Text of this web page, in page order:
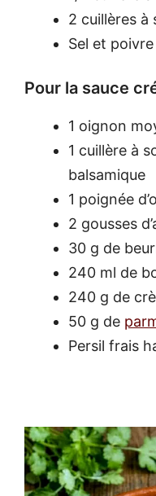
2 cuillères à
Sel et
Pour la sauce
1 oignon
1 cuillère à
balsamique
1 poignée
2 gousses
30 g de
240 ml de
240 g de
50 g de
Persil frais